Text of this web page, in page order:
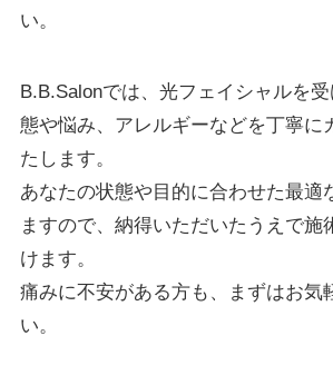
い。
B.B.Salonでは、光フェイシャルを
態や悩み、アレルギーなどを丁寧に
たします。
あなたの状態や目的に合わせた最適
ますので、納得いただいたうえで施
けます。
痛みに不安がある方も、まずはお気
い。